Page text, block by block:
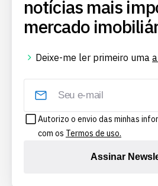
notícias mais
mercado
Deixe-me ler primeiro uma
Autorizo o envio das minhas
com os Termos de uso.
Assinar